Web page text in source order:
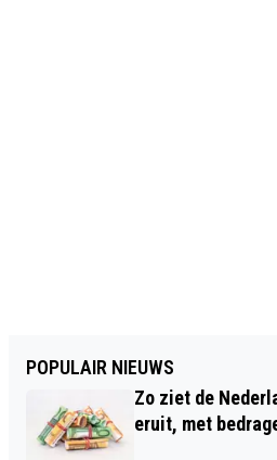
POPULAIR NIEUWS
Zo ziet de
eruit, met